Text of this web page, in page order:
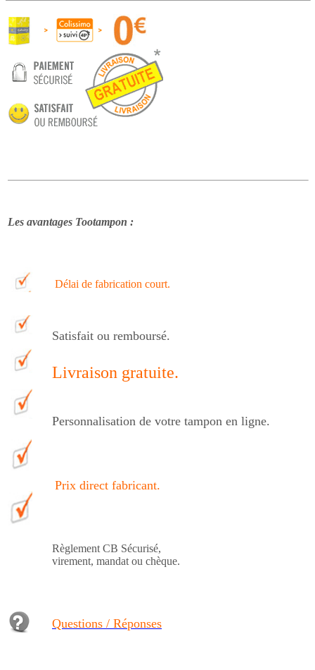
Les avantages Tootampon :
Délai de fabrication court.
Satisfait ou remboursé.
Livraison gratuite.
Personnalisation de votre tampon en ligne.
Prix direct fabricant.
Règlement CB Sécurisé,
virement, mandat ou chèque.
Questions / Réponses